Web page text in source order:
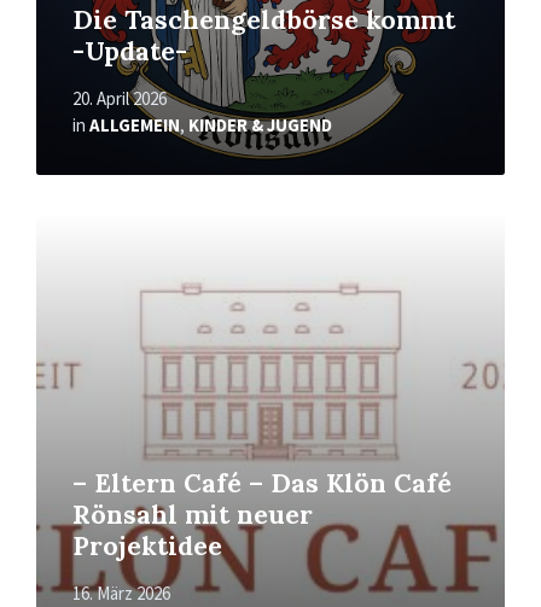
Die Taschengeldbörse kommt
-Update-
20. April 2026
in ALLGEMEIN, KINDER & JUGEND
– Eltern Café – Das Klön Café
Rönsahl mit neuer
Projektidee
16. März 2026